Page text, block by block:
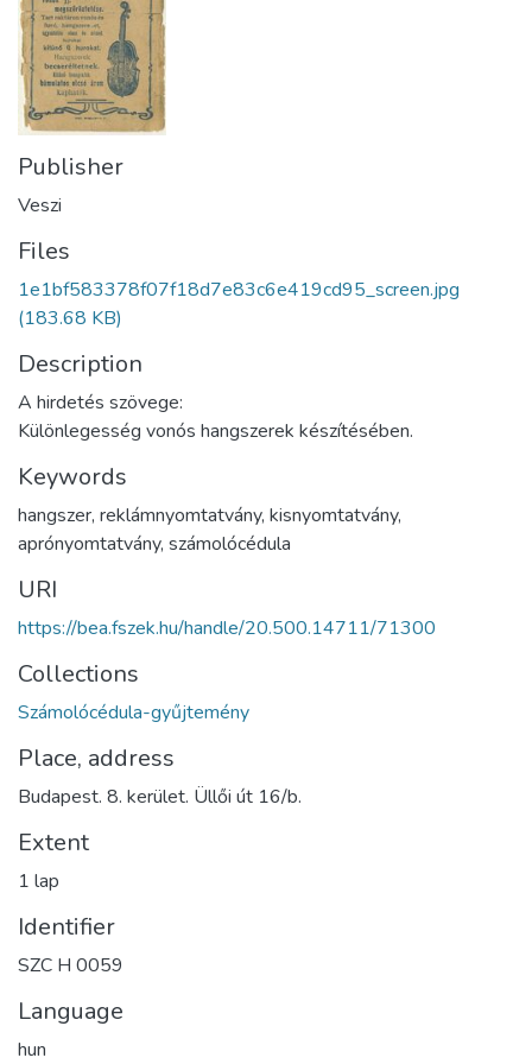
Publisher
Veszi
Files
1e1bf583378f07f18d7e83c6e419cd95_screen.jpg
(183.68 KB)
Description
A hirdetés szövege:
Különlegesség vonós hangszerek készítésében.
Keywords
hangszer, reklámnyomtatvány, kisnyomtatvány,
aprónyomtatvány, számolócédula
URI
https://bea.fszek.hu/handle/20.500.14711/71300
Collections
Számolócédula-gyűjtemény
Place, address
Budapest. 8. kerület. Üllői út 16/b.
Extent
1 lap
Identifier
SZC H 0059
Language
hun